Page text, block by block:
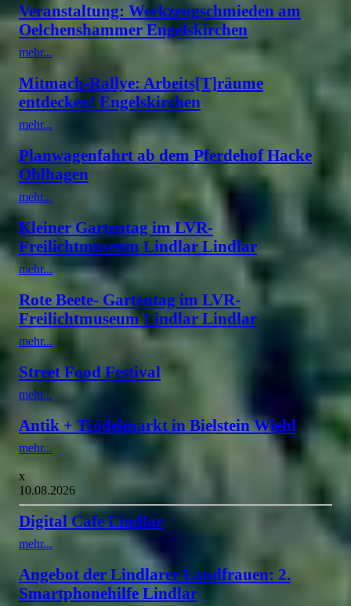
Veranstaltung: Werkzeugschmieden am
Oelchenshammer Engelskirchen
mehr...
Mitmach-Rallye: Arbeits[T]räume
entdecken! Engelskirchen
mehr...
Planwagenfahrt ab dem Pferdehof Hacke
Ohlhagen
mehr...
Kleiner Gartentag im LVR-
Freilichtmuseum Lindlar Lindlar
mehr...
Rote Beete- Gartentag im LVR-
Freilichtmuseum Lindlar Lindlar
mehr...
Street Food Festival
mehr...
Antik + Trödelmarkt in Bielstein Wiehl
mehr...
x
10.08.2026
Digital Cafe Lindlar
mehr...
Angebot der Lindlarer Landfrauen: 2.
Smartphonehilfe Lindlar